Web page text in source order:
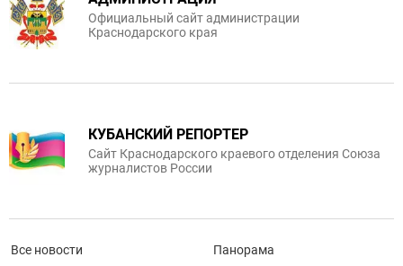
Официальный сайт администрации
Краснодарского края
КУБАНСКИЙ РЕПОРТЕР
Сайт Краснодарского краевого отделения Союза
журналистов России
Все новости Панорама